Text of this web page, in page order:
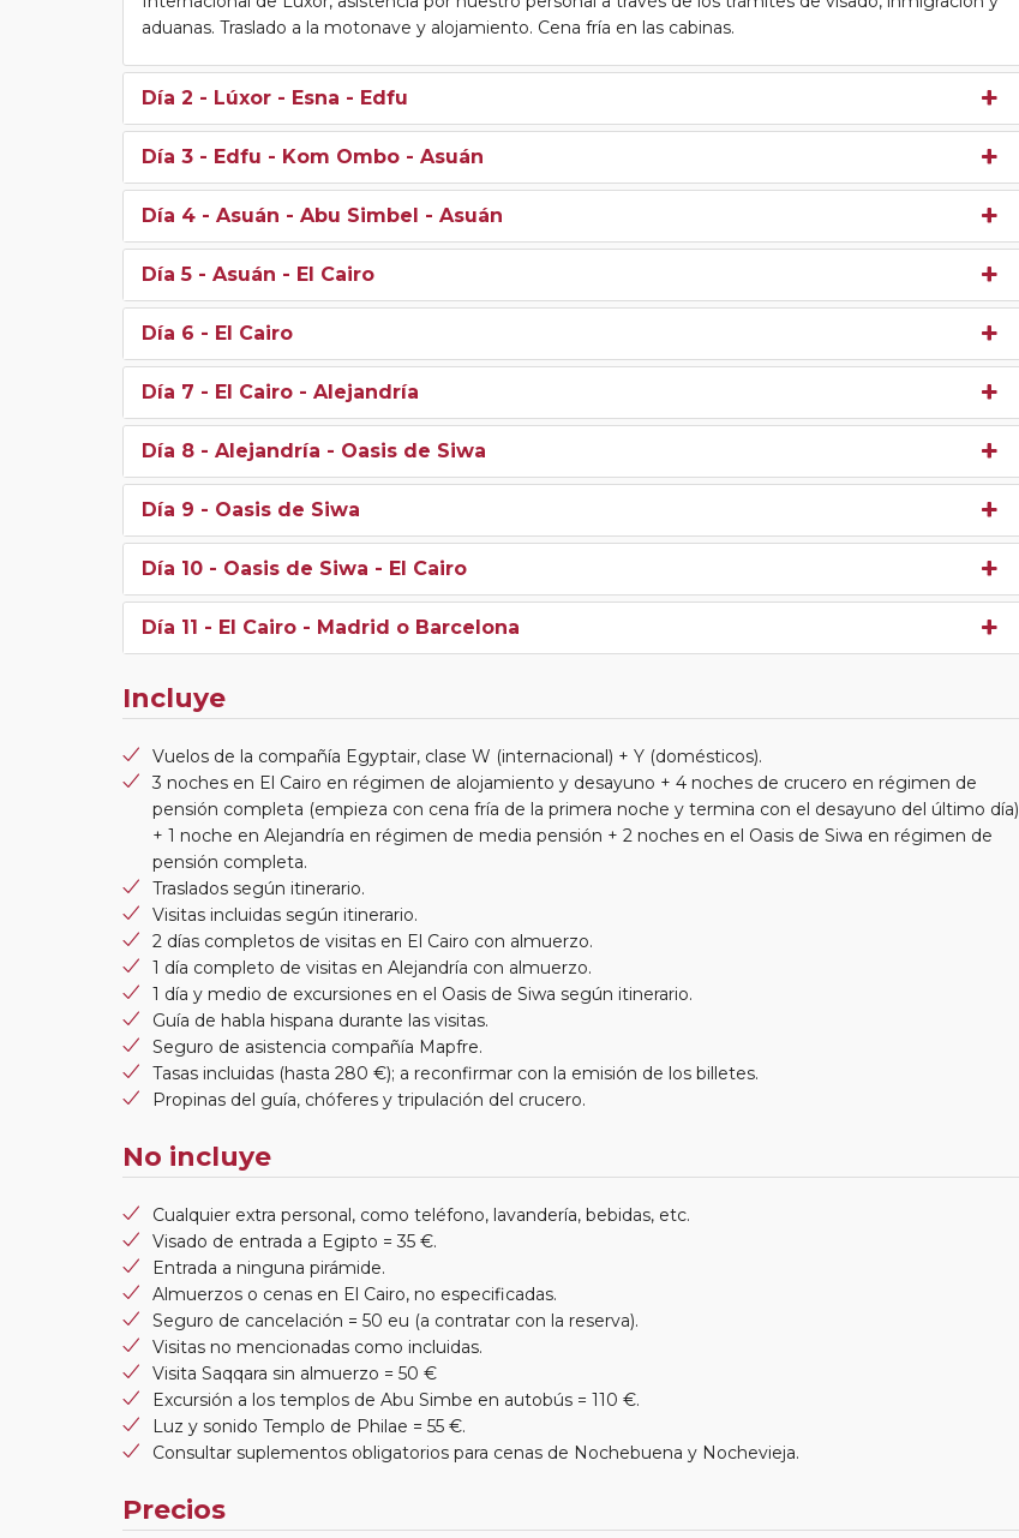
aduanas. Traslado a la motonave y alojamiento. Cena fría en las cabinas.
Día 2 - Lúxor - Esna - Edfu
Día 3 - Edfu - Kom Ombo - Asuán
Día 4 - Asuán - Abu Simbel - Asuán
Día 5 - Asuán - El Cairo
Día 6 - El Cairo
Día 7 - El Cairo - Alejandría
Día 8 - Alejandría - Oasis de Siwa
Día 9 - Oasis de Siwa
Día 10 - Oasis de Siwa - El Cairo
Día 11 - El Cairo - Madrid o Barcelona
Incluye
Vuelos de la compañía Egyptair, clase W (internacional) + Y (domésticos).
3 noches en El Cairo en régimen de alojamiento y desayuno + 4 noches de crucero en régimen de
pensión completa (empieza con cena fría de la primera noche y termina con el desayuno del último día)
+ 1 noche en Alejandría en régimen de media pensión + 2 noches en el Oasis de Siwa en régimen de
pensión completa.
Traslados según itinerario.
Visitas incluidas según itinerario.
2 días completos de visitas en El Cairo con almuerzo.
1 día completo de visitas en Alejandría con almuerzo.
1 día y medio de excursiones en el Oasis de Siwa según itinerario.
Guía de habla hispana durante las visitas.
Seguro de asistencia compañía Mapfre.
Tasas incluidas (hasta 280 €); a reconfirmar con la emisión de los billetes.
Propinas del guía, chóferes y tripulación del crucero.
No incluye
Cualquier extra personal, como teléfono, lavandería, bebidas, etc.
Visado de entrada a Egipto = 35 €.
Entrada a ninguna pirámide.
Almuerzos o cenas en El Cairo, no especificadas.
Seguro de cancelación = 50 eu (a contratar con la reserva).
Visitas no mencionadas como incluidas.
Visita Saqqara sin almuerzo = 50 €
Excursión a los templos de Abu Simbe en autobús = 110 €.
Luz y sonido Templo de Philae = 55 €.
Consultar suplementos obligatorios para cenas de Nochebuena y Nochevieja.
Precios